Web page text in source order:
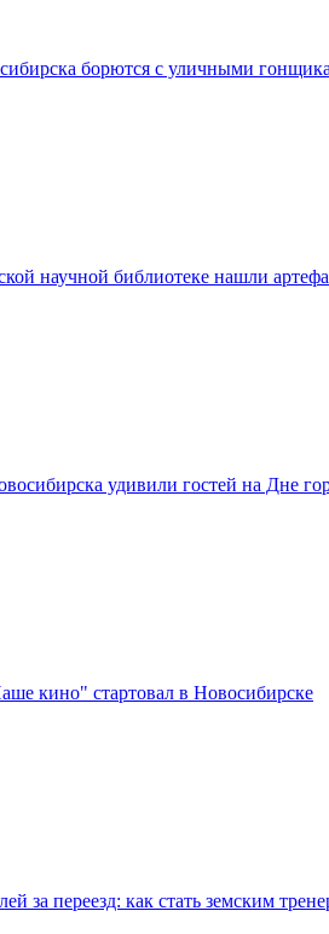
борются с уличными
научной библиотеке нашли
удивили гостей на Дне
кино" стартовал в Новосибирске
за переезд: как стать земским